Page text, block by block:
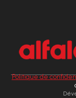
Politique de